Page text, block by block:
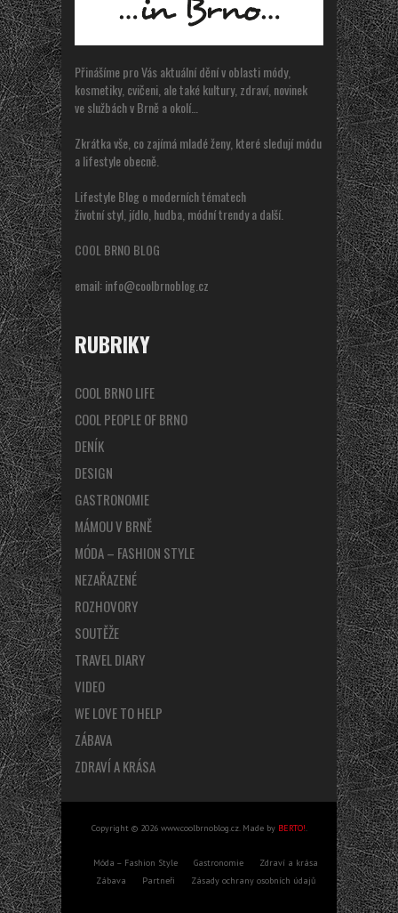
Přinášíme pro Vás aktuální dění v oblasti módy,
kosmetiky, cvičeni, ale také kultury, zdraví, novinek
ve službách v Brně a okolí…
Zkrátka vše, co zajímá mladé ženy, které sledují módu
a lifestyle obecně.
Lifestyle Blog o moderních tématech
životní styl, jídlo, hudba, módní trendy a další.
COOL BRNO BLOG
email:info@coolbrnoblog.cz
RUBRIKY
COOL BRNO LIFE
COOL PEOPLE OF BRNO
DENÍK
DESIGN
GASTRONOMIE
MÁMOU V BRNĚ
MÓDA – FASHION STYLE
NEZAŘAZENÉ
ROZHOVORY
SOUTĚŽE
TRAVEL DIARY
VIDEO
WE LOVE TO HELP
ZÁBAVA
ZDRAVÍ A KRÁSA
Copyright © 2026 www.coolbrnoblog.cz. Made by BERTO!.
Móda – Fashion Style Gastronomie
Zdraví a krása
Zábava
Partneři Zásady ochrany osobních údajů